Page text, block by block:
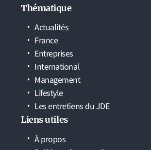
Thématique
Actualités
France
Entreprises
International
Management
Lifestyle
Les entretiens du JDE
Liens utiles
À propos